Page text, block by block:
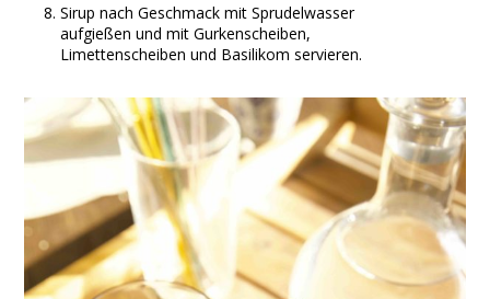
Sirup nach Geschmack mit Sprudelwasser
aufgießen und mit Gurkenscheiben,
Limettenscheiben und Basilikom servieren.